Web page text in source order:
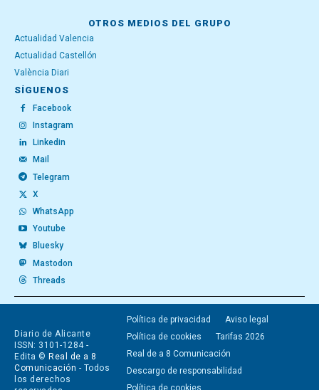
OTROS MEDIOS DEL GRUPO
Actualidad Valencia
Actualidad Castellón
València Diari
SÍGUENOS
Facebook
Instagram
Linkedin
Mail
Telegram
X
WhatsApp
Youtube
Bluesky
Mastodon
Threads
Diario de Alicante
ISSN: 3101-1284 -
Edita © Real de a 8
Comunicación - Todos
los derechos
Política de privacidad
Aviso legal
Política de cookies
Tarifas 2026
Real de a 8 Comunicación
Descargo de responsabilidad